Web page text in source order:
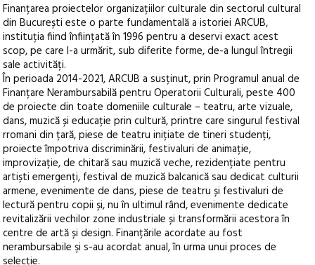
Finanțarea proiectelor organizațiilor culturale din sectorul cultural
din București este o parte fundamentală a istoriei ARCUB,
instituția fiind înființată în 1996 pentru a deservi exact acest
scop, pe care l-a urmărit, sub diferite forme, de-a lungul întregii
sale activități.
În perioada 2014-2021, ARCUB a susținut, prin Programul anual de
Finanțare Nerambursabilă pentru Operatorii Culturali, peste 400
de proiecte din toate domeniile culturale – teatru, arte vizuale,
dans, muzică și educație prin cultură, printre care singurul festival
rromani din țară, piese de teatru inițiate de tineri studenți,
proiecte împotriva discriminării, festivaluri de animație,
improvizație, de chitară sau muzică veche, rezidențiate pentru
artiști emergenți, festival de muzică balcanică sau dedicat culturii
armene, evenimente de dans, piese de teatru și festivaluri de
lectură pentru copii și, nu în ultimul rând, evenimente dedicate
revitalizării vechilor zone industriale și transformării acestora în
centre de artă și design. Finanțările acordate au fost
nerambursabile şi s-au acordat anual, în urma unui proces de
selecție.